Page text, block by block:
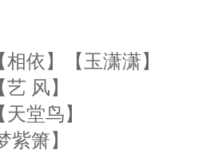
合：《红尘情》 《
《不变的唯一》 《
《月儿湾之恋》 《
依】【玉潇潇】
风】
堂鸟】
紫箫】